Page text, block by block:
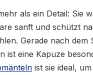
als ein Detail: Sie
sanft und schützt
Gerade nach dem
ist eine Kapuze
ist sie ideal,